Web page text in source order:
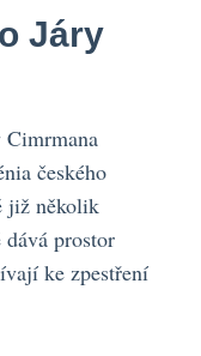
Járy
Cimrmana
českého
již několik
prostor
ke zpestření